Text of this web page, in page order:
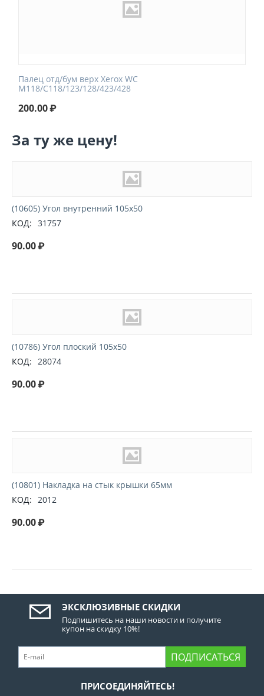
Палец отд/бум верх Xerox WC
M118/C118/123/128/423/428
200.00₽
За ту же цену!
(10605) Угол внутренний 105х50
КОД: 31757
90.00₽
(10786) Угол плоский 105х50
КОД:
28074
90.00₽
(10801) Накладка на стык крышки 65мм
КОД:
2012
90.00₽
ЭКСКЛЮЗИВНЫЕ СКИДКИ
Подпишитесь на наши новости и получите
купон на скидку 10%!
ПОДПИСАТЬСЯ
ПРИСОЕДИНЯЙТЕСЬ!